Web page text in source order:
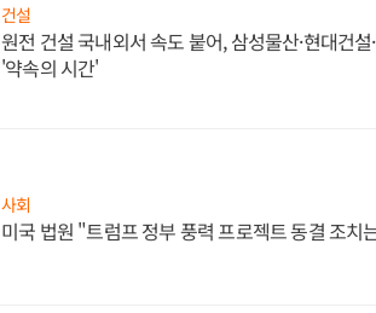
건설
원전 건설 국내외서 속도 붙어, 삼성물산·현대건
'약속의 시간'
사회
미국 법원 "트럼프 정부 풍력 프로젝트 동결 조치